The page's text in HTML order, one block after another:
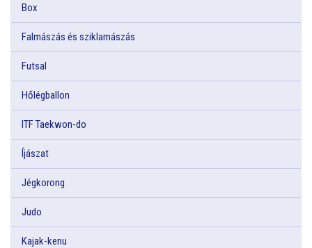
Box
Falmászás és sziklamászás
Futsal
Hőlégballon
ITF Taekwon-do
Íjászat
Jégkorong
Judo
Kajak-kenu